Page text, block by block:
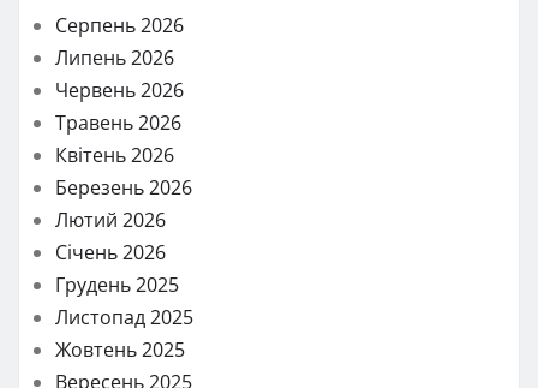
Серпень 2026
Липень 2026
Червень 2026
Травень 2026
Квітень 2026
Березень 2026
Лютий 2026
Січень 2026
Грудень 2025
Листопад 2025
Жовтень 2025
Вересень 2025